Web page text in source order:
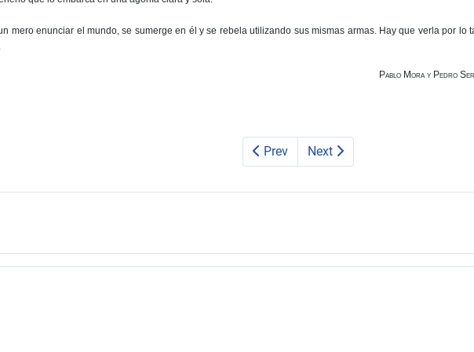
mero enunciar el mundo, se sumerge en él y se rebela utilizando sus mismas armas. Hay que verla por lo
Pablo Mora y Pedro
Prev Next